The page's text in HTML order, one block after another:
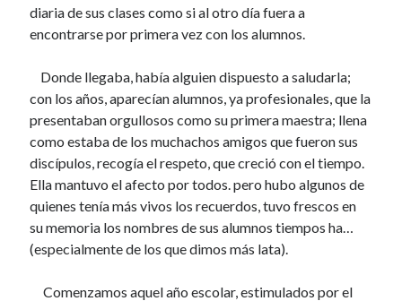
LA PERRA DE FIDELINA
4 julio, 2021
PREPARÉMONOS
EL FINAL DEL RUMBO
25 abril, 2021
LIBRANOS, SEÑOR
4 abril, 2021
EN LA HONDA
22 marzo, 2021
16 enero, 2021
SIN EL PUEBLO Y SIN EL ORO
21 noviembre, 2020
2 noviembre, 2020
diaria de sus clases como si al otro día fuera a
encontrarse por primera vez con los alumnos.
Donde llegaba, había alguien dispuesto a saludarla;
con los años, aparecían alumnos, ya profesionales, que la
presentaban orgullosos como su primera maestra; llena
como estaba de los muchachos amigos que fueron sus
discípulos, recogía el respeto, que creció con el tiempo.
Ella mantuvo el afecto por todos. pero hubo algunos de
quienes tenía más vivos los recuerdos, tuvo frescos en
su memoria los nombres de sus alumnos tiempos ha…
(especialmente de los que dimos más lata).
Comenzamos aquel año escolar, estimulados por el